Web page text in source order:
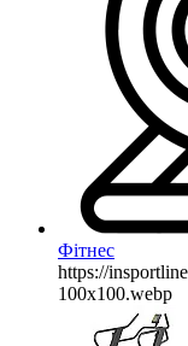
Фітнес
https://
100x100.webp